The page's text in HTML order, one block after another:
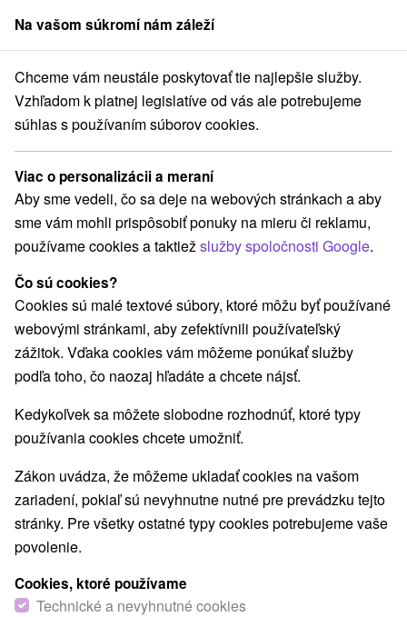
člen skupinySorger
Bratislavský kraj Hrubá Borša Golfový areál Green Resort Borša
Golfový areál Green Resort Borša
Domovská stránka Navigovať do miesta
+421 902 602 737 recepcia@golfborsa.sk
Facebook
Google recenzie
Golfová 592/61
925 23 Hrubá Borša
GPS:
N +48° 10' 32.7''
Na vašom súkromí nám záleží
Chceme vám neustále poskytovať tie najlepšie služby.
Vzhľadom k platnej legislatíve od vás ale potrebujeme
súhlas s používaním súborov cookies.
Viac o personalizácii a meraní
Aby sme vedeli, čo sa deje na webových stránkach a aby
sme vám mohli prispôsobiť ponuky na mieru či reklamu,
používame cookies a taktiežslužby spoločnosti Google.
Čo sú cookies?
Cookies sú malé textové súbory, ktoré môžu byť používané
webovými stránkami, aby zefektívnili používateľský
zážitok. Vďaka cookies vám môžeme ponúkať služby
podľa toho, čo naozaj hľadáte a chcete nájsť.
Kedykoľvek sa môžete slobodne rozhodnúť, ktoré typy
používania cookies chcete umožniť.
Zákon uvádza, že môžeme ukladať cookies na vašom
zariadení, pokiaľ sú nevyhnutne nutné pre prevádzku tejto
stránky. Pre všetky ostatné typy cookies potrebujeme vaše
povolenie.
Cookies, ktoré používame
Technické a nevyhnutné cookies